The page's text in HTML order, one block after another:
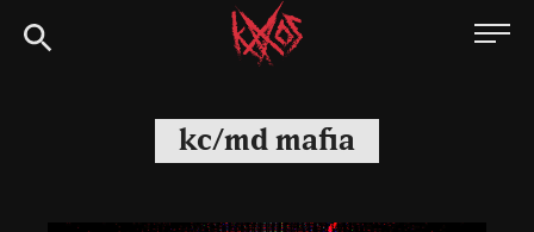
Siirry
suoraan
Kaaoszine
kc/md mafia